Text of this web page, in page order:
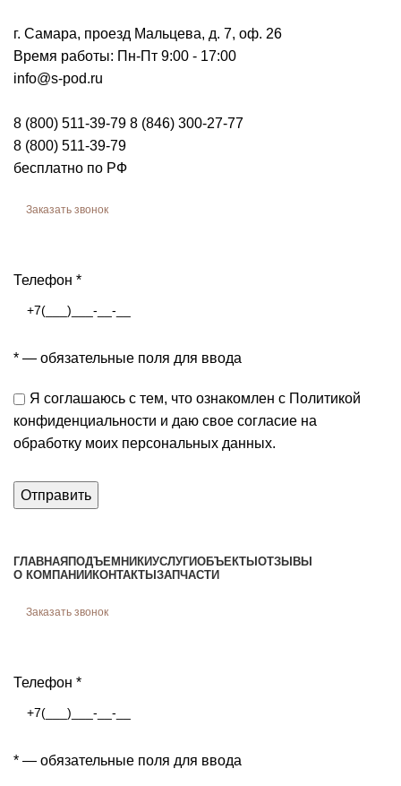
г. Самара, проезд Мальцева, д. 7, оф. 26
Время работы: Пн-Пт 9:00 - 17:00
info@s-pod.ru
8 (800) 511-39-79 8 (846) 300-27-77
8 (800) 511-39-79
бесплатно по РФ
Заказать звонок
Телефон *
* — обязательные поля для ввода
Я соглашаюсь с тем, что ознакомлен с Политикой
конфиденциальности и даю свое согласие на
обработку моих персональных данных.
ГЛАВНАЯ ПОДЪЕМНИКИУСЛУГИОБЪЕКТЫ ОТЗЫВЫ
О КОМПАНИИ КОНТАКТЫ ЗАПЧАСТИ
Заказать звонок
Телефон *
* — обязательные поля для ввода